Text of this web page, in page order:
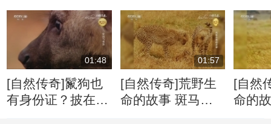
01:48
[自然传奇]鬣狗也
有身份证？披在身
01:57
[自然传奇]荒野生
命的故事 斑马牛
[自然
命的